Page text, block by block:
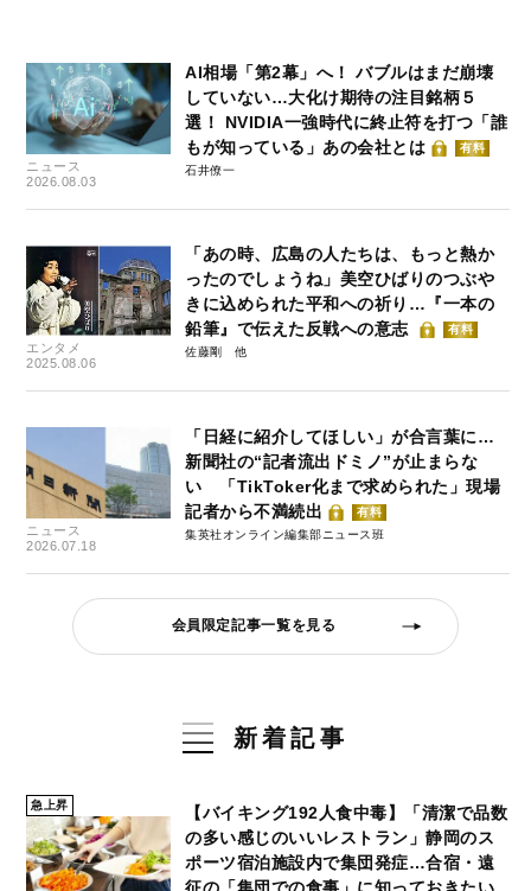
ニュース
2026.08.03
AI相場「第2幕」へ！ バブルはまだ崩壊
していない…大化け期待の注目銘柄５
選！ NVIDIA一強時代に終止符を打つ「誰
もが知っている」あの会社とは
有料
石井僚一
エンタメ
2025.08.06
「あの時、広島の人たちは、もっと熱か
ったのでしょうね」美空ひばりのつぶや
きに込められた平和への祈り…『一本の
鉛筆』で伝えた反戦への意志
有料
佐藤剛
ニュース
2026.07.18
「日経に紹介してほしい」が合言葉に…
新聞社の“記者流出ドミノ”が止まらな
い 「TikToker化まで求められた」現場
記者から不満続出
有料
集英社オンライン編集部ニュース班
会員限定記事一覧を見る
新着記事
急上昇
【バイキング192人食中毒】「清潔で品数
の多い感じのいいレストラン」静岡のス
ポーツ宿泊施設内で集団発症…合宿・遠
征の「集団での食事」に知っておきたい